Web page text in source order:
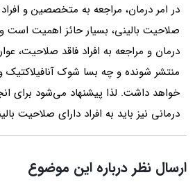
در امر درمان، مراجعه ‌به متخصصین و
صلاحیت بالینی، بسیار حائز اهمیت است
درمان و مراجعه ‌به افراد ‌فاقد صلاحیت،
منتشر شونده و چه بسا شوک ‌آنافیلاکتیک
خواهد داشت. لذا پیشنهاد می‌شود برای
درمانی نیز باید به افراد دارای صلاحیت
ارسال نظر درباره این موضوع